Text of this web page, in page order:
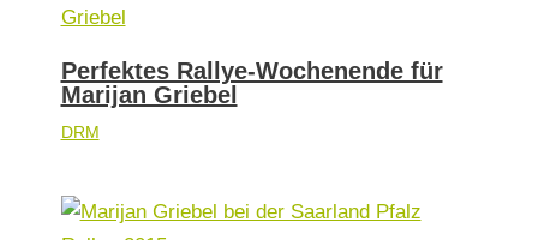
Perfektes Rallye-Wochenende für
Marijan Griebel
DRM